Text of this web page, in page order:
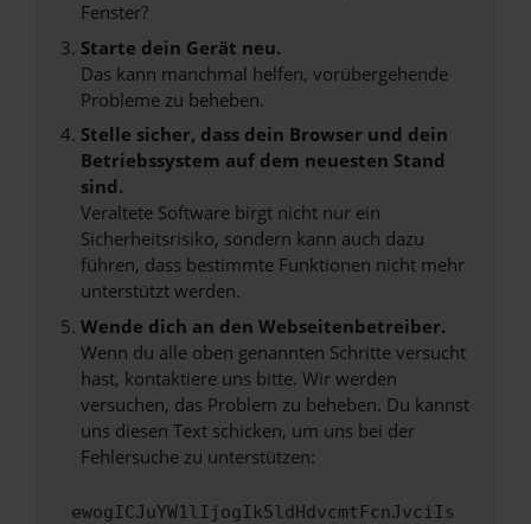
Fenster?
Starte dein Gerät neu.
Das kann manchmal helfen, vorübergehende
Probleme zu beheben.
Stelle sicher, dass dein Browser und dein
Betriebssystem auf dem neuesten Stand
sind.
Veraltete Software birgt nicht nur ein
Sicherheitsrisiko, sondern kann auch dazu
führen, dass bestimmte Funktionen nicht mehr
unterstützt werden.
Wende dich an den Webseitenbetreiber.
Wenn du alle oben genannten Schritte versucht
hast, kontaktiere uns bitte. Wir werden
versuchen, das Problem zu beheben. Du kannst
uns diesen Text schicken, um uns bei der
Fehlersuche zu unterstützen:
ewogICJuYW1lIjogIk5ldHdvcmtFcnJvciIs